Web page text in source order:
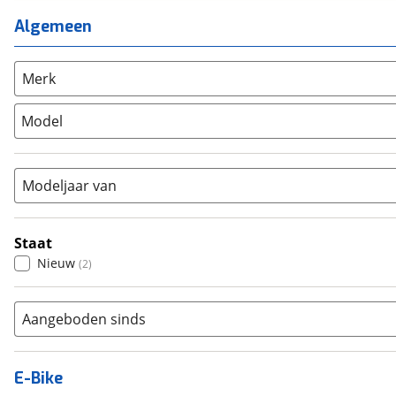
Mountainbike
Overig (0)
Racefiets
Stadsfiets (2)
Tandem
Vouwfiets (0)
Algemeen
Merk
Model
Modeljaar van
Staat
Nieuw (2)
Aangeboden sinds
E-Bike